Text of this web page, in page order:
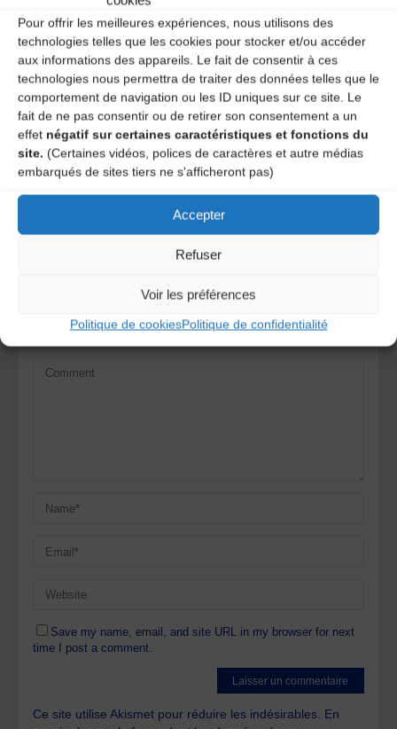
Pour offrir les meilleures expériences, nous utilisons des
technologies telles que les cookies pour stocker et/ou accéder
aux informations des appareils. Le fait de consentir à ces
technologies nous permettra de traiter des données telles que le
comportement de navigation ou les ID uniques sur ce site. Le
fait de ne pas consentir ou de retirer son consentement a un
effet négatif sur certaines caractéristiques et fonctions du
site. (Certaines vidéos, polices de caractères et autre médias
embarqués de sites tiers ne s'afficheront pas)
Accepter
Refuser
Voir les préférences
Politique de cookiesPolitique de confidentialité
Les Brayauds – CDMDT63 :contact@brayauds.fr– 04 73
63 36 75
Duo Puech Gourdon
Bougnat sound
Laisser un
commentaire
obligatoires sont indiqués avec*
Save my name, email, and site URL in my browser for next
time I post a comment.
Ce site utilise Akismet pour réduire les indésirables. En